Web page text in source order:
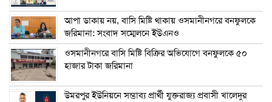
আপা ডাকায় নয়, বাসি মিষ্টি থাকায় ওসমানীনগরে বনফুলকে
জরিমানা: সংবাদ সম্মেলনে ইউএনও
ওসমানীনগরে বাসি মিষ্টি বিক্রির অভিযোগে বনফুলকে ৫০
হাজার টাকা জরিমানা
উমরপুর ইউনিয়নে সম্ভাব্য প্রার্থী যুক্তরাজ্য প্রবাসী খালেদুর